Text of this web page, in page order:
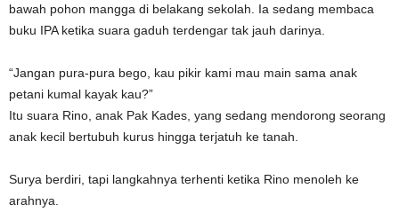
bawah pohon mangga di belakang sekolah. Ia sedang membaca
buku IPA ketika suara gaduh terdengar tak jauh darinya.
“Jangan pura-pura bego, kau pikir kami mau main sama anak
petani kumal kayak kau?”
Itu suara Rino, anak Pak Kades, yang sedang mendorong seorang
anak kecil bertubuh kurus hingga terjatuh ke tanah.
Surya berdiri, tapi langkahnya terhenti ketika Rino menoleh ke
arahnya.